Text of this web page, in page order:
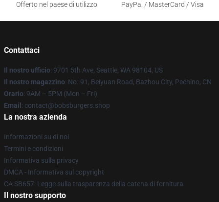
Offerto nel paese di utilizzo
PayPal / MasterCard / Visa
Contattaci
Il nostro ufficio: 9701 5th Ave, Seattle, WA 98104, US
Il nostro magazzino: No. 91, Beiyuan Road, Bazhou City, Pechino, CN
Orario: 9AM – 5PM (Mon – Fri)
Email : contact@bobsburgers.shop
La nostra azienda
Informazioni su di noi
Termini e condizioni
Informativa sulla privacy
DMCA - Informativa sul copyright
CA SB657: Legge sulla trasparenza della catena di fornitura
Il nostro supporto